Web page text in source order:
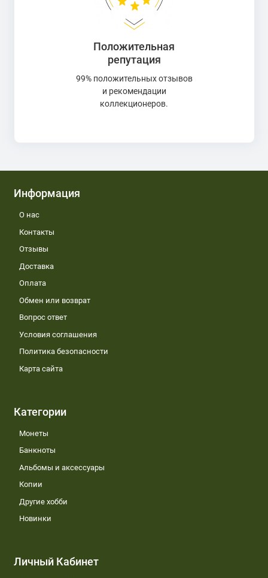
Положительная
репутация
99% положительных отзывов
и рекомендации
коллекционеров.
Информация
О нас
Контакты
Отзывы
Доставка
Оплата
Обмен или возврат
Вопрос ответ
Условия соглашения
Политика безопасности
Карта сайта
Категории
Монеты
Банкноты
Альбомы и аксессуары
Копии
Другие хобби
Новинки
Личный Кабинет